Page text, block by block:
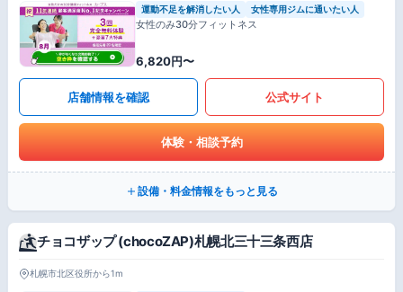
運動不足を解消したい人 女性専用ジムに通いたい人
女性のみ30分フィットネス
6,820円〜
店舗情報を確認 公式サイト
体験・相談予約
設備・料金情報をもっと見る
チョコザップ (chocoZAP)札幌北三十三条西店
札幌市北区役所から1m